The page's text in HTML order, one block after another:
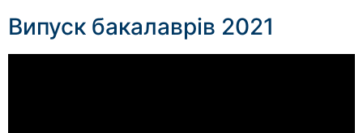
Випуск бакалаврів 2021